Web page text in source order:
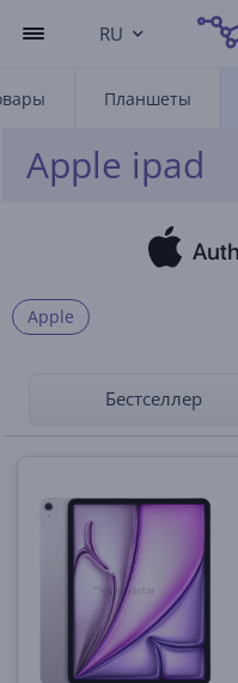
RU
Планшеты
Apple ipad
Apple
Бестселлер